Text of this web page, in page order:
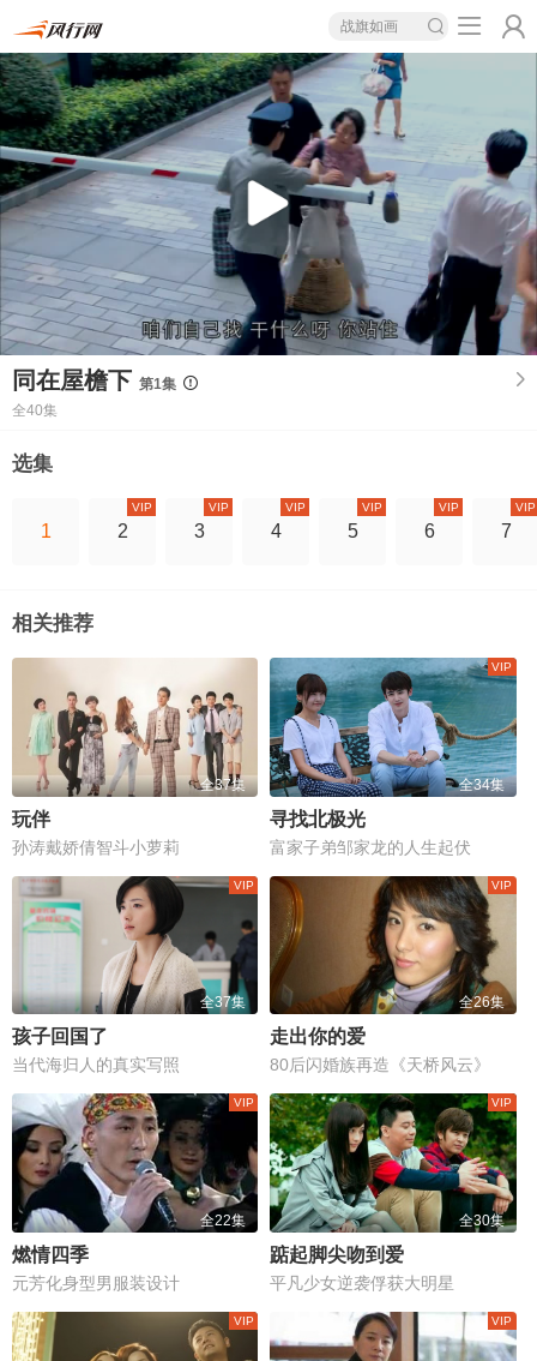
战旗如画
同在屋檐下 第1集
全40集
选集
1 2
VIP
3
VIP
4
VIP
5
VIP
6
VIP
7
VIP
相关推荐
全37集
玩伴
孙涛戴娇倩智斗小萝莉
全34集
寻找北极光
富家子弟邹家龙的人生起伏
全37集
孩子回国了
当代海归人的真实写照
全26集
走出你的爱
80后闪婚族再造《天桥风云》
全22集
燃情四季
元芳化身型男服装设计
全30集
踮起脚尖吻到爱
平凡少女逆袭俘获大明星